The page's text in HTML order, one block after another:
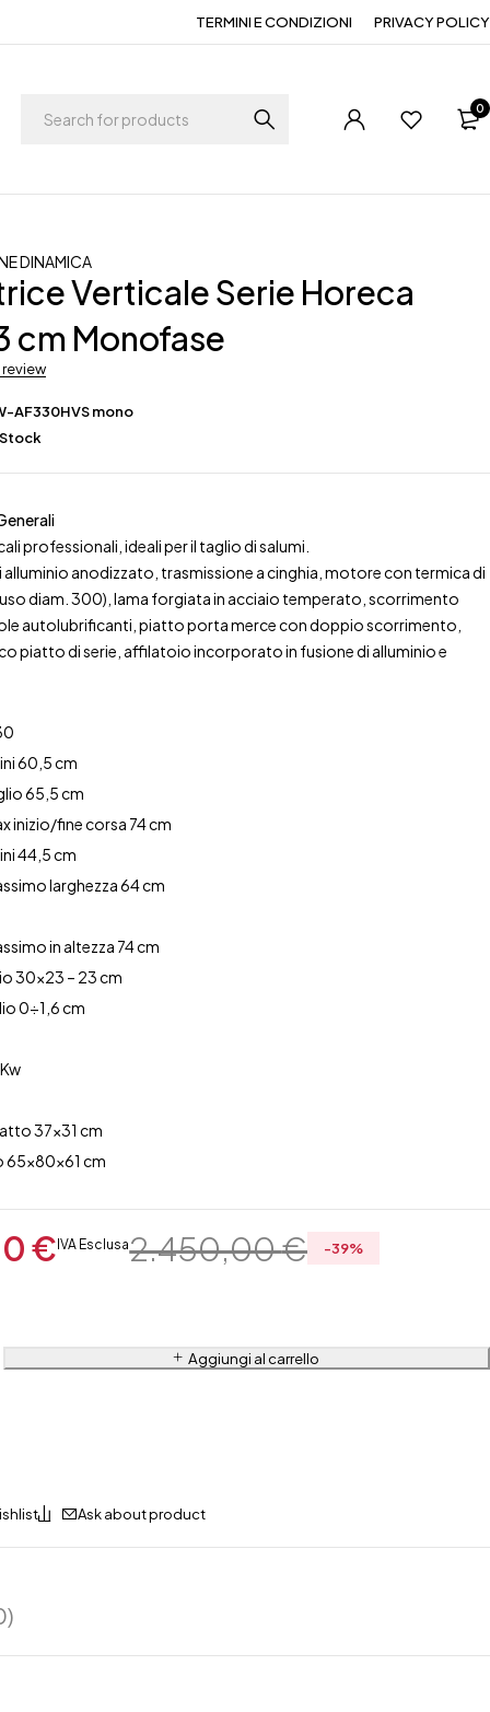
TERMINI E CONDIZIONI PRIVACY POLICY
0
DINAMICA
Verticale Serie Horeca
cm Monofase
review
AF330HVS mono
professionali, ideali per il taglio di salumi.
alluminio anodizzato, trasmissione a cinghia, motore con termica di
diam. 300), lama forgiata in acciaio temperato, scorrimento
autolubrificanti, piatto porta merce con doppio scorrimento,
piatto di serie, affilatoio incorporato in fusione di alluminio e
60,5 cm
65,5 cm
inizio/fine corsa 74 cm
44,5 cm
larghezza 64 cm
in altezza 74 cm
30×23 – 23 cm
0÷1,6 cm
37×31 cm
65x80x61 cm
2.450,00€
€ IVA Esclusa -39%
Aggiungi al carrello
Ask about product